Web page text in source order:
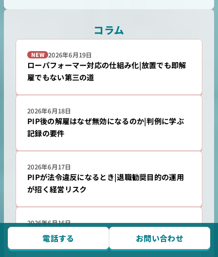
コラム
NEW 2026年6月19日
ローパフォーマー対応の仕組み化|放置でも即解
雇でもない第三の道
2026年6月18日
PIP後の解雇はなぜ無効になるのか|判例に学ぶ
記録の要件
2026年6月17日
PIPが法令違反になるとき|退職勧奨目的の運用
が招く経営リスク
2026年6月16日
PIPテンプレートの作り方|目標設定・面談記
録・評価の実例
電話する お問い合わせ